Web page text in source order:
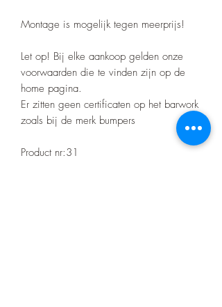
Montage is mogelijk tegen meerprijs!
Let op! Bij elke aankoop gelden onze
voorwaarden die te vinden zijn op de
home pagina.
Er zitten geen certificaten op het barwork
zoals bij de merk bumpers
Product nr:31